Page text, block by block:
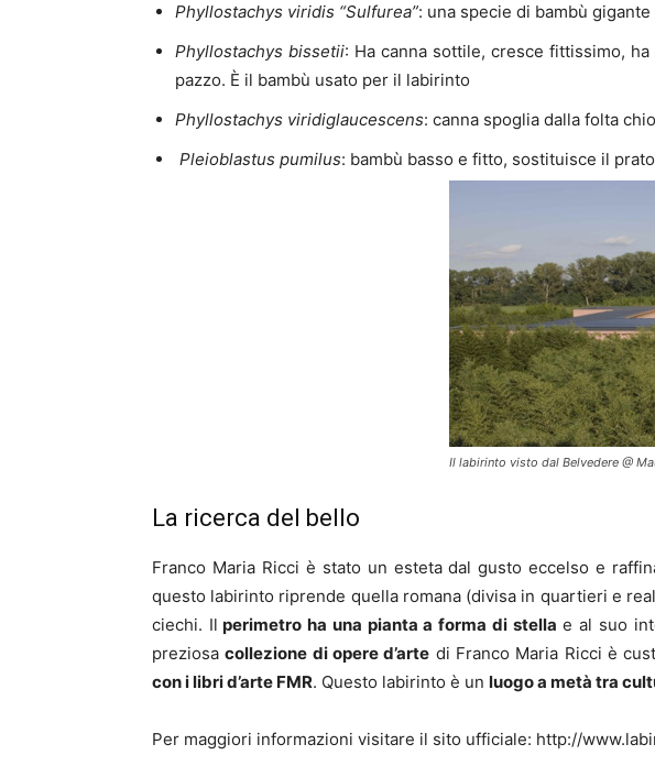
Phyllostachys viridis “Sulfurea”: una specie di bambù
Phyllostachys bissetii: Ha canna sottile, cresce fittissimo,
pazzo. È il bambù usato per il labirinto
Phyllostachys viridiglaucescens: canna spoglia dalla folta
Pleioblastus pumilus: bambù basso e fitto, sostituisce il
Il labirinto visto dal Belvedere @
La ricerca del bello
Franco Maria Ricci è stato un esteta dal gusto eccelso e
questo labirinto riprende quella romana (divisa in quartieri e
ciechi. Il perimetro ha una pianta a forma di stella e al suo
preziosacollezione di opere d’arte di Franco Maria Ricci è
con i libri d’arte FMR. Questo labirinto è un luogo a metà tra
Per maggiori informazioni visitare il sito ufficiale: http://